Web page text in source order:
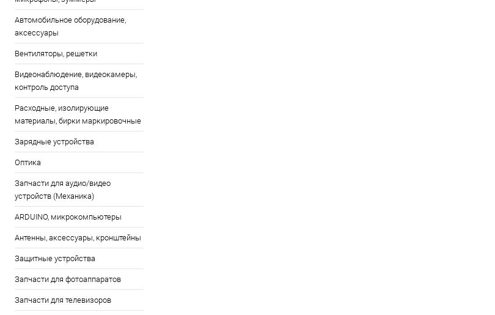
Автомобильное оборудование,
аксессуары
Вентиляторы, решетки
Видеонаблюдение, видеокамеры,
контроль доступа
Расходные, изолирующие
материалы, бирки маркировочные
Зарядные устройства
Оптика
Запчасти для аудио/видео
устройств (Механика)
ARDUINO, микрокомпьютеры
Антенны, аксессуары, кронштейны
Защитные устройства
Запчасти для фотоаппаратов
Запчасти для телевизоров